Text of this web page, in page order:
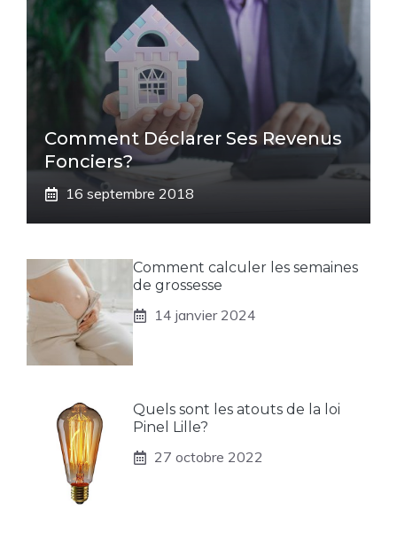
Comment Déclarer Ses Revenus
Fonciers?
16 septembre 2018
Comment calculer les semaines
de grossesse
14 janvier 2024
Quels sont les atouts de la loi
Pinel Lille?
27 octobre 2022